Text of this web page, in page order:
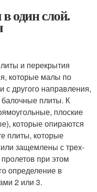
один слой.
и перекрытия
которые малы по
другого направления,
балочные плиты. К
плоские
которые опираются
плиты, которые
защемлены с трех-
при этом
определение в
2 или 3.